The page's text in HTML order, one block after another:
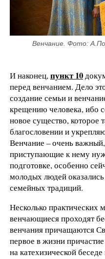
Венчание. Фото:
И наконец,пункт 10
перед венчанием. Дело
создание семьи и
крещению человека, ибо
новое существо, которое
благословении и
Венчание – очень
приступающие к нему
подготовке, особенно
молодых людей
семейных традиций.
Несколько
венчающиеся проходят
венчания причащаются
первое в жизни
на катехизической